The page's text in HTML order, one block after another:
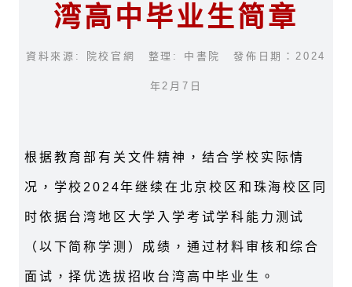
湾高中毕业生简章
資料來源: 院校官網 整理: 中書院 發佈日期：2024
年2月7日
根据教育部有关文件精神，结合学校实际情
况，学校2024年继续在北京校区和珠海校区同
时依据台湾地区大学入学考试学科能力测试
（以下简称学测）成绩，通过材料审核和综合
面试，择优选拔招收台湾高中毕业生。